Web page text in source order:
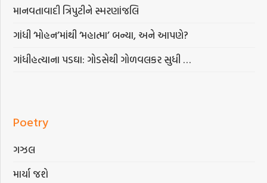
માનવતાવાદી ત્રિપુટીને સ્મરણાંજલિ
ગાંધી ‘મોહન’માંથી ‘મહાત્મા’ બન્યા, અને આપણે?
ગાંધીહત્યાના પડઘા: ગોડસેથી ગોળવલકર સુધી …
Poetry
ગઝલ
માર્યા જશે